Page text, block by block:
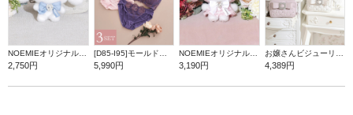
2,750円 5,990円 3,190円 4,389円